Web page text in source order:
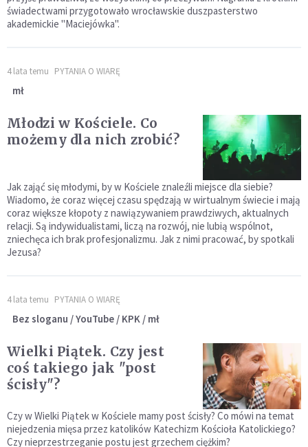
świadectwami przygotowało wrocławskie duszpasterstwo
akademickie "Maciejówka".
4 lata temu PYTANIA O WIARĘ
mł
Młodzi w Kościele. Co
możemy dla nich zrobić?
Jak zająć się młodymi, by w Kościele znaleźli miejsce dla siebie?
Wiadomo, że coraz więcej czasu spędzają w wirtualnym świecie i mają
coraz większe kłopoty z nawiązywaniem prawdziwych, aktualnych
relacji. Są indywidualistami, liczą na rozwój, nie lubią wspólnot,
zniechęca ich brak profesjonalizmu. Jak z nimi pracować, by spotkali
Jezusa?
4 lata temu PYTANIA O WIARĘ
Bez sloganu / YouTube / KPK / mł
Wielki Piątek. Czy jest
coś takiego jak "post
ścisły"?
Czy w Wielki Piątek w Kościele mamy post ścisły? Co mówi na temat
niejedzenia mięsa przez katolików Katechizm Kościoła Katolickiego?
Czy nieprzestrzeganie postu jest grzechem ciężkim?